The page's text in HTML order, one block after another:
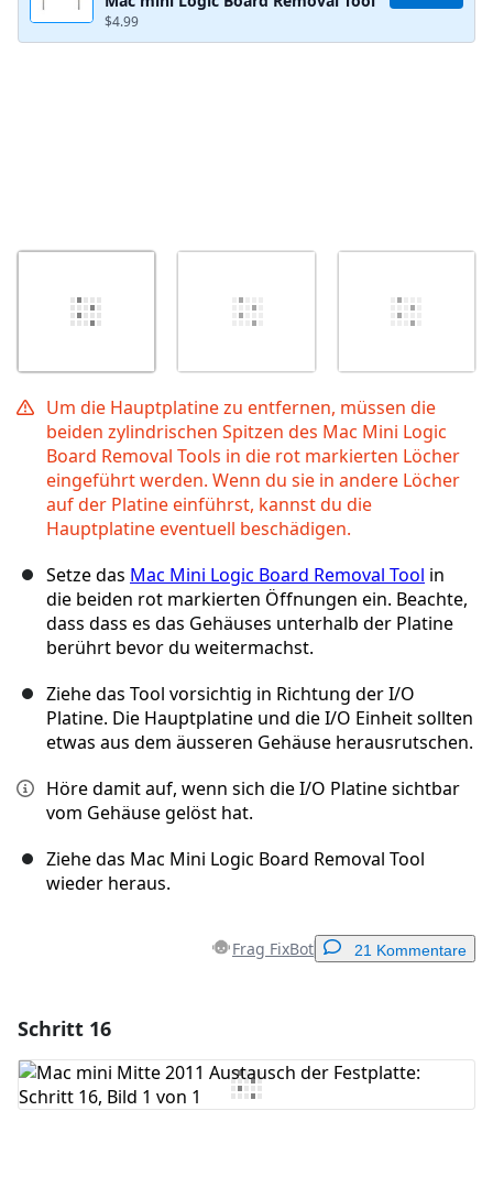
Abbrechen Kommentieren
$4.99
Um die Hauptplatine zu entfernen, müssen die
beiden zylindrischen Spitzen des Mac Mini Logic
Board Removal Tools in die rot markierten Löcher
eingeführt werden. Wenn du sie in andere Löcher
auf der Platine einführst, kannst du die
Hauptplatine eventuell beschädigen.
Setze das Mac Mini Logic Board Removal Tool in
die beiden rot markierten Öffnungen ein. Beachte,
dass dass es das Gehäuses unterhalb der Platine
berührt bevor du weitermachst.
Ziehe das Tool vorsichtig in Richtung der I/O
Platine. Die Hauptplatine und die I/O Einheit sollten
etwas aus dem äusseren Gehäuse herausrutschen.
Höre damit auf, wenn sich die I/O Platine sichtbar
vom Gehäuse gelöst hat.
Ziehe das Mac Mini Logic Board Removal Tool
wieder heraus.
Frag FixBot 21 Kommentare
Kommentar hinzufügen
Schritt 16